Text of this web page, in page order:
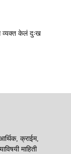
व्यक्त केलं दुःख
क्राईम,
माहिती